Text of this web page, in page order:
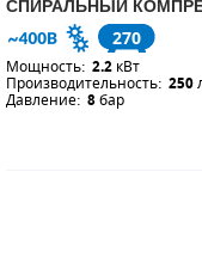
СПИРАЛЬНЫЙ
270
Мощность: 2.2 кВт
Производительность: 250
Давление: 8бар